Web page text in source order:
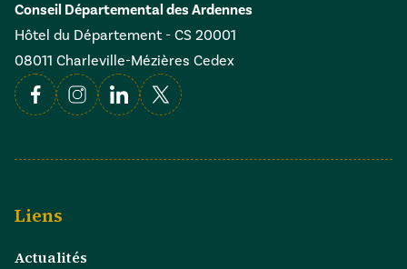
Conseil Départemental des Ardennes
Hôtel du Département - CS 20001
08011 Charleville-Mézières Cedex
FacebookInstagramLinkedin
X
Liens
Actualités